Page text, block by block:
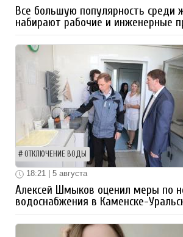
Все большую популярность среди
набирают рабочие и инженерные
ОТКЛЮЧЕНИЕ ВОДЫ
18:21 | 5 августа
Алексей Шмыков оценил меры по
водоснабжения в Каменске-